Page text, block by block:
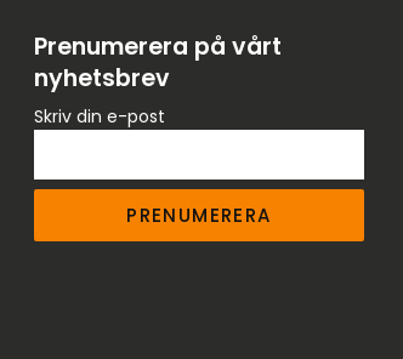
Prenumerera på vårt
nyhetsbrev
Skriv din e-post
PRENUMERERA